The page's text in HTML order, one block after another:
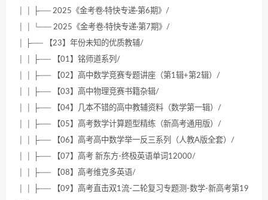
│ │ ├── 2025《金考卷·特快专递·第6期》/
│ │ └── 2025《金考卷·特快专递·第7期》/
│ ├── 【23】年份未知的优质教辅/
│ │ ├── 【01】铭师道系列/
│ │ ├── 【02】高中数学竞赛专题讲座（第1辑+第2辑）/
│ │ ├── 【03】高中物理竞赛书籍杂辑/
│ │ ├── 【04】几本不错的高中教辅资料（数学第一辑）/
│ │ ├── 【05】高考数学计算题型精练（新高考通用版）/
│ │ ├── 【06】高考高中数学举一反三系列（人教A版全套）/
│ │ ├── 【07】高考 新东方-终极英语单词12000/
│ │ ├── 【08】高考维克多英语/
│ │ ├── 【09】高考直击双1流-二轮复习专题测-数学-新高考第19